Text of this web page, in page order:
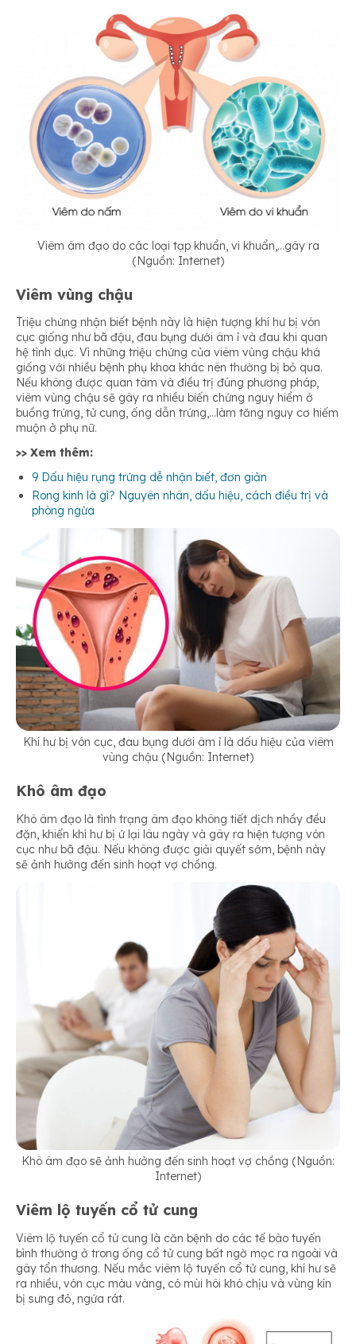
Viêm âm đạo do các loại tạp khuẩn, vi khuẩn,…gây ra
(Nguồn: Internet)
Viêm vùng chậu
Triệu chứng nhận biết bệnh này là hiện tượng khí hư bị vón
cục giống như bã đậu, đau bụng dưới âm ỉ và đau khi quan
hệ tình dục. Vì những triệu chứng của viêm vùng chậu khá
giống với nhiều bệnh phụ khoa khác nên thường bị bỏ qua.
Nếu không được quan tâm và điều trị đúng phương pháp,
viêm vùng chậu sẽ gây ra nhiều biến chứng nguy hiểm ở
buồng trứng, tử cung, ống dẫn trứng,…làm tăng nguy cơ hiếm
muộn ở phụ nữ.
>> Xem thêm:
9 Dấu hiệu rụng trứng dễ nhận biết, đơn giản
Rong kinh là gì? Nguyên nhân, dấu hiệu, cách điều trị và
phòng ngừa
Khí hư bị vón cục, đau bụng dưới âm ỉ là dấu hiệu của viêm
vùng chậu (Nguồn: Internet)
Khô âm đạo
Khô âm đạo là tình trạng âm đạo không tiết dịch nhầy đều
đặn, khiến khí hư bị ứ lại lâu ngày và gây ra hiện tượng vón
cục như bã đậu. Nếu không được giải quyết sớm, bệnh này
sẽ ảnh hưởng đến sinh hoạt vợ chồng.
Khô âm đạo sẽ ảnh hưởng đến sinh hoạt vợ chồng (Nguồn:
Internet)
Viêm lộ tuyến cổ tử cung
Viêm lộ tuyến cổ tử cung là căn bệnh do các tế bào tuyến
bình thường ở trong ống cổ tử cung bất ngờ mọc ra ngoài và
gây tổn thương. Nếu mắc viêm lộ tuyến cổ tử cung, khí hư sẽ
ra nhiều, vón cục màu vàng, có mùi hôi khó chịu và vùng kín
bị sưng đỏ, ngứa rát.